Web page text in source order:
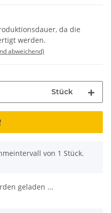
da die
werden.
abweichend)
Stück
von 1 Stück.
geladen ...